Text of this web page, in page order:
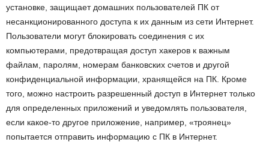
установке, защищает домашних пользователей ПК от
несанкционированного доступа к их данным из сети Интернет.
Пользователи могут блокировать соединения с их
компьютерами, предотвращая доступ хакеров к важным
файлам, паролям, номерам банковских счетов и другой
конфиденциальной информации, хранящейся на ПК. Кроме
того, можно настроить разрешенный доступ в Интернет только
для определенных приложений и уведомлять пользователя,
если какое-то другое приложение, например, «троянец»
попытается отправить информацию с ПК в Интернет.